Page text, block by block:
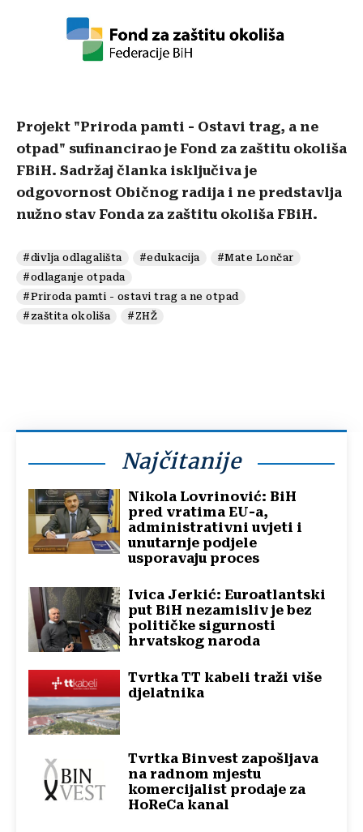
Projekt "Priroda pamti - Ostavi trag, a ne
otpad" sufinancirao je Fond za zaštitu okoliša
FBiH. Sadržaj članka isključiva je
odgovornost Običnog radija i ne predstavlja
nužno stav Fonda za zaštitu okoliša FBiH.
#divlja odlagališta #edukacija
#Mate Lončar
#odlaganje otpada
#Priroda pamti - ostavi trag a ne otpad
#zaštita okoliša
#ZHŽ
Najčitanije
Nikola Lovrinović: BiH
pred vratima EU-a,
administrativni uvjeti i
unutarnje podjele
usporavaju proces
Ivica Jerkić: Euroatlantski
put BiH nezamisliv je bez
političke sigurnosti
hrvatskog naroda
Tvrtka TT kabeli traži više
djelatnika
Tvrtka Binvest zapošljava
na radnom mjestu
komercijalist prodaje za
HoReCa kanal